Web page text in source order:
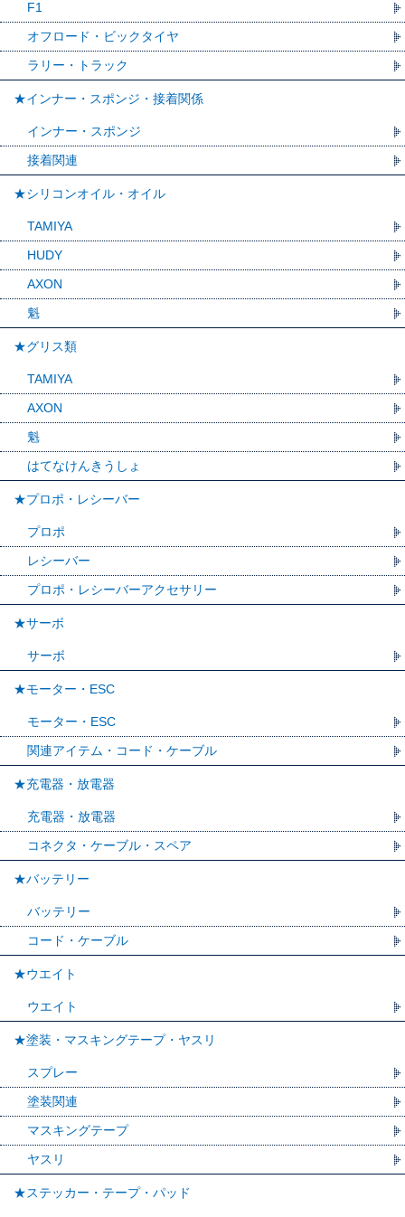
F1
オフロード・ビックタイヤ
ラリー・トラック
★インナー・スポンジ・接着関係
インナー・スポンジ
接着関連
★シリコンオイル・オイル
TAMIYA
HUDY
AXON
魁
★グリス類
TAMIYA
AXON
魁
はてなけんきうしょ
★プロポ・レシーバー
プロポ
レシーバー
プロポ・レシーバーアクセサリー
★サーボ
サーボ
★モーター・ESC
モーター・ESC
関連アイテム・コード・ケーブル
★充電器・放電器
充電器・放電器
コネクタ・ケーブル・スペア
★バッテリー
バッテリー
コード・ケーブル
★ウエイト
ウエイト
★塗装・マスキングテープ・ヤスリ
スプレー
塗装関連
マスキングテープ
ヤスリ
★ステッカー・テープ・パッド